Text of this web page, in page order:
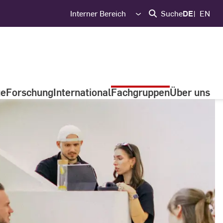
Interner Bereich SucheDE EN
ForschungInternationalFachgruppenÜber uns